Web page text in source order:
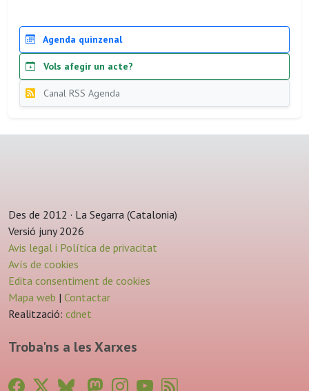
Agenda quinzenal
Vols afegir un acte?
Canal RSS Agenda
Des de 2012 · La Segarra (Catalonia)
Versió juny 2026
Avis legal i Política de privacitat
Avís de cookies
Edita consentiment de cookies
Mapa web | Contactar
Realització: cdnet
Troba'ns a les Xarxes